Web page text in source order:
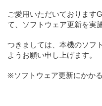
ご愛用いただいております
て、ソフトウェア更新を実
つきましては、本機のソフ
ようお願い申し上げます。
※ソフトウェア更新にかか